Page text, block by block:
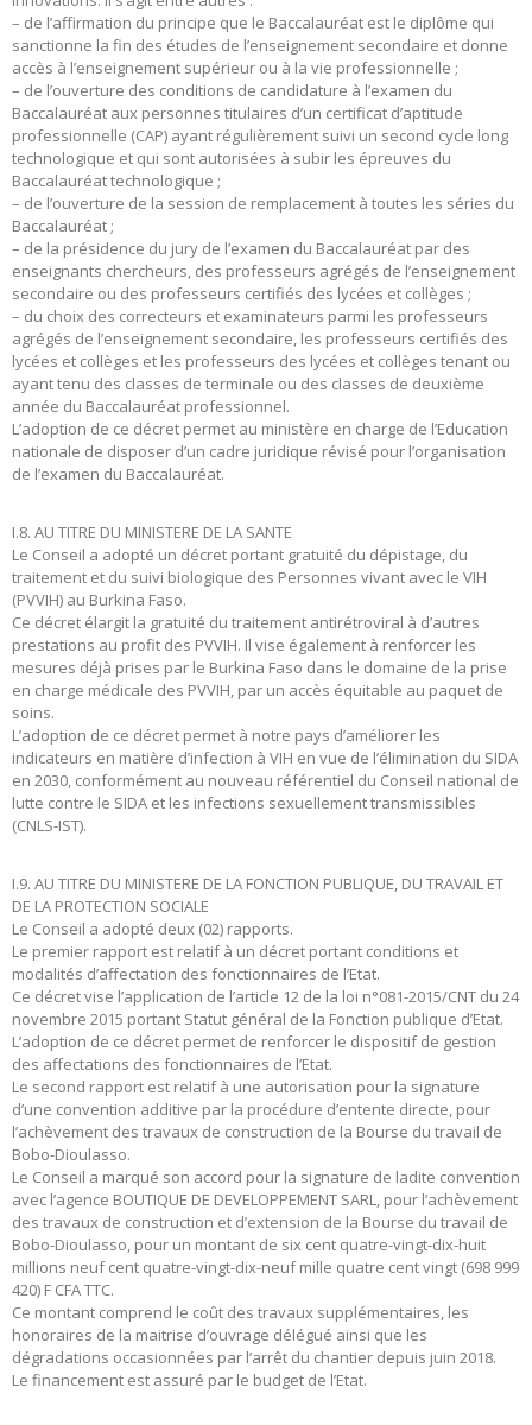
– de l’affirmation du principe que le Baccalauréat est le diplôme qui
sanctionne la fin des études de l’enseignement secondaire et donne
accès à l’enseignement supérieur ou à la vie professionnelle ;
– de l’ouverture des conditions de candidature à l’examen du
Baccalauréat aux personnes titulaires d’un certificat d’aptitude
professionnelle (CAP) ayant régulièrement suivi un second cycle long
technologique et qui sont autorisées à subir les épreuves du
Baccalauréat technologique ;
– de l’ouverture de la session de remplacement à toutes les séries du
Baccalauréat ;
– de la présidence du jury de l’examen du Baccalauréat par des
enseignants chercheurs, des professeurs agrégés de l’enseignement
secondaire ou des professeurs certifiés des lycées et collèges ;
– du choix des correcteurs et examinateurs parmi les professeurs
agrégés de l’enseignement secondaire, les professeurs certifiés des
lycées et collèges et les professeurs des lycées et collèges tenant ou
ayant tenu des classes de terminale ou des classes de deuxième
année du Baccalauréat professionnel.
L’adoption de ce décret permet au ministère en charge de l’Education
nationale de disposer d’un cadre juridique révisé pour l’organisation
de l’examen du Baccalauréat.
I.8. AU TITRE DU MINISTERE DE LA SANTE
Le Conseil a adopté un décret portant gratuité du dépistage, du
traitement et du suivi biologique des Personnes vivant avec le VIH
(PVVIH) au Burkina Faso.
Ce décret élargit la gratuité du traitement antirétroviral à d’autres
prestations au profit des PVVIH. Il vise également à renforcer les
mesures déjà prises par le Burkina Faso dans le domaine de la prise
en charge médicale des PVVIH, par un accès équitable au paquet de
soins.
L’adoption de ce décret permet à notre pays d’améliorer les
indicateurs en matière d’infection à VIH en vue de l’élimination du SIDA
en 2030, conformément au nouveau référentiel du Conseil national de
lutte contre le SIDA et les infections sexuellement transmissibles
(CNLS-IST).
I.9. AU TITRE DU MINISTERE DE LA FONCTION PUBLIQUE, DU TRAVAIL ET
DE LA PROTECTION SOCIALE
Le Conseil a adopté deux (02) rapports.
Le premier rapport est relatif à un décret portant conditions et
modalités d’affectation des fonctionnaires de l’Etat.
Ce décret vise l’application de l’article 12 de la loi n°081-2015/CNT du 24
novembre 2015 portant Statut général de la Fonction publique d’Etat.
L’adoption de ce décret permet de renforcer le dispositif de gestion
des affectations des fonctionnaires de l’Etat.
Le second rapport est relatif à une autorisation pour la signature
d’une convention additive par la procédure d’entente directe, pour
l’achèvement des travaux de construction de la Bourse du travail de
Bobo-Dioulasso.
Le Conseil a marqué son accord pour la signature de ladite convention
avec l’agence BOUTIQUE DE DEVELOPPEMENT SARL, pour l’achèvement
des travaux de construction et d’extension de la Bourse du travail de
Bobo-Dioulasso, pour un montant de six cent quatre-vingt-dix-huit
millions neuf cent quatre-vingt-dix-neuf mille quatre cent vingt (698 999
420) F CFA TTC.
Ce montant comprend le coût des travaux supplémentaires, les
honoraires de la maitrise d’ouvrage délégué ainsi que les
dégradations occasionnées par l’arrêt du chantier depuis juin 2018.
Le financement est assuré par le budget de l’Etat.